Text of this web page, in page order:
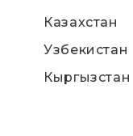
Казахстан
Узбекистан
Кыргызстан